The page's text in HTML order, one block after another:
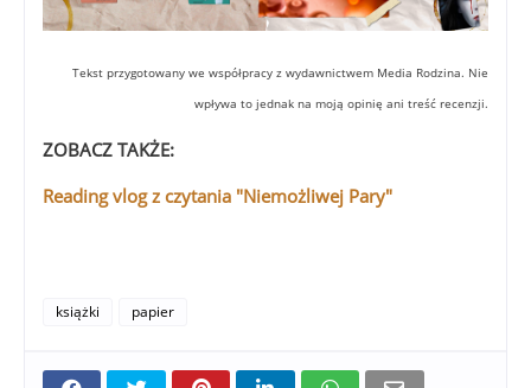
Tekst przygotowany we współpracy z wydawnictwem Media Rodzina. Nie
wpływa to jednak na moją opinię ani treść recenzji.
ZOBACZ TAKŻE:
Reading vlog z czytania "Niemożliwej Pary"
książki papier